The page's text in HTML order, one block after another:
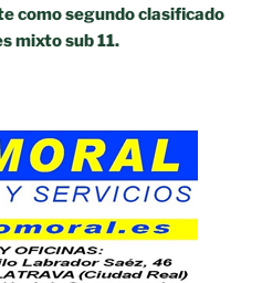
como segundo clasificado
mixto sub 11.